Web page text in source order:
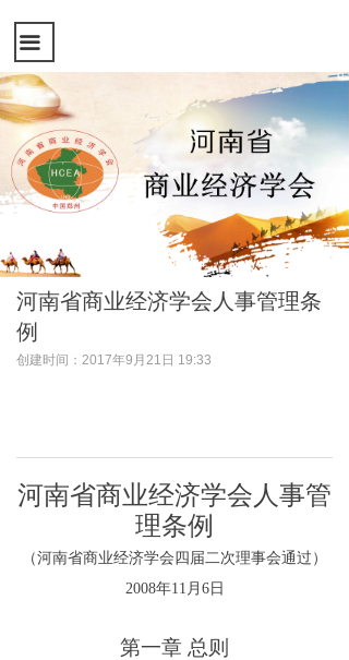
끀
河南省商业经济学会人事管理条
例
创建时间： 2017年9月21日 19:33
河南省商业经济学会人事管
理条例
（河南省商业经济学会四届二次理事会通过）
2008年11 月 6日
第一章 总则